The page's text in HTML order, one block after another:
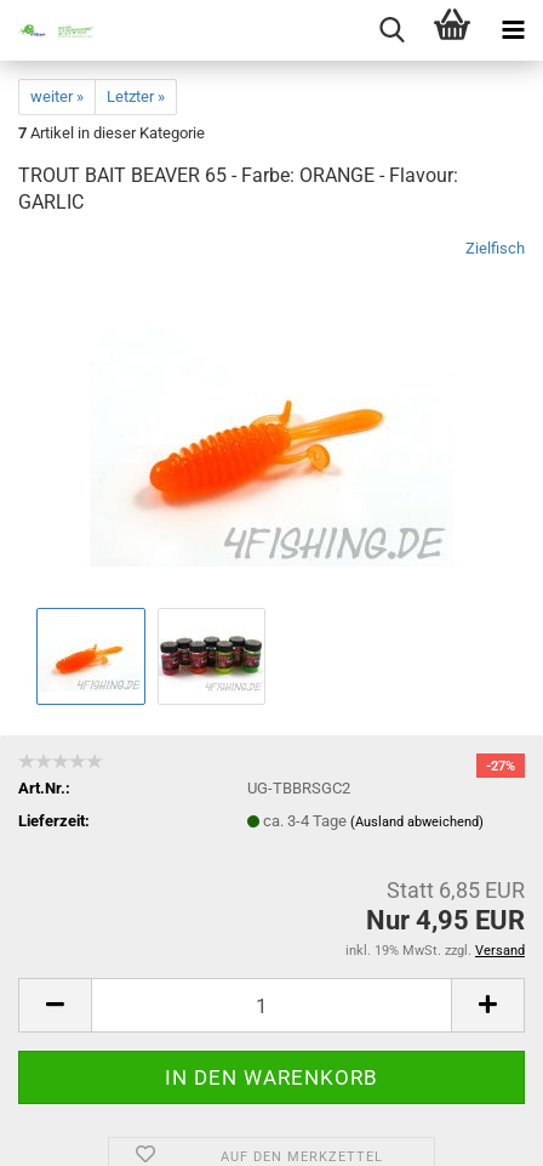
weiter »
Letzter »
7 Artikel in dieser Kategorie
TROUT BAIT BEAVER 65 - Farbe: ORANGE - Flavour:
GARLIC
Zielfisch
-27%
Art.Nr.:
UG-TBBRSGC2
Lieferzeit:
ca. 3-4 Tage(Ausland abweichend)
Statt 6,85 EUR
Nur 4,95 EUR
inkl. 19% MwSt. zzgl. Versand
AUF DEN MERKZETTEL